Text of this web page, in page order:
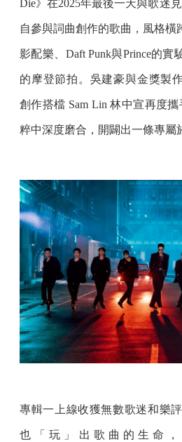
Die》在2025年最後一天與歌迷
自參與詞曲創作的歌曲，風格橫
影配樂、Daft Punk與Prince的實
的摩登節拍。吳建豪與金獎製作
創作搭檔 Sam Lin 林中宣再度
粹中深度磨合，開闢出一條專屬
專輯一上線收獲無數歌迷和樂
也「玩」出歌曲的生命，